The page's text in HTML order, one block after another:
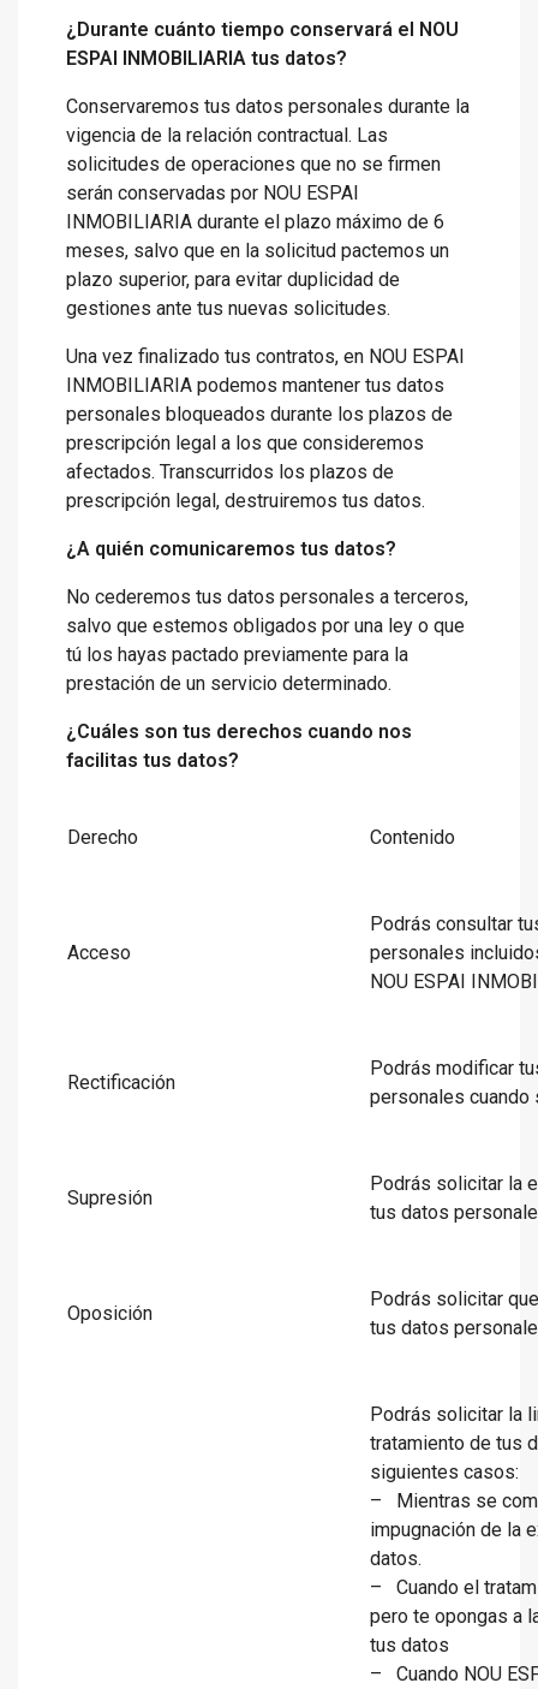
¿Durante cuánto tiempo conservará el NOU
ESPAI INMOBILIARIA tus datos?
Conservaremos tus datos personales durante la
vigencia de la relación contractual. Las
solicitudes de operaciones que no se firmen
serán conservadas por NOU ESPAI
INMOBILIARIA durante el plazo máximo de 6
meses, salvo que en la solicitud pactemos un
plazo superior, para evitar duplicidad de
gestiones ante tus nuevas solicitudes.
Una vez finalizado tus contratos, en NOU ESPAI
INMOBILIARIA podemos mantener tus datos
personales bloqueados durante los plazos de
prescripción legal a los que consideremos
afectados. Transcurridos los plazos de
prescripción legal, destruiremos tus datos.
¿A quién comunicaremos tus datos?
No cederemos tus datos personales a terceros,
salvo que estemos obligados por una ley o que
tú los hayas pactado previamente para la
prestación de un servicio determinado.
¿Cuáles son tus derechos cuando nos
facilitas tus datos?
Derecho Contenido
Acceso
Podrás consultar
personales
NOU ESPAI
Rectificación
Podrás modificar
personales cuando
Supresión
Podrás solicitar la
tus datos
Oposición
Podrás solicitar
tus datos
Podrás solicitar la
tratamiento de tus
siguientes casos:
– Mientras se
impugnación de la
datos.
– Cuando el
pero te opongas a
tus datos
– Cuando NOU